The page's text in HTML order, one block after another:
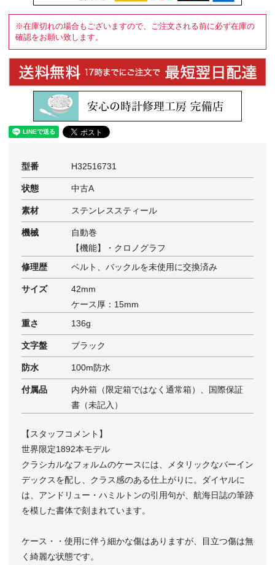
※在庫切れの場合もございますので、ご注文される前に必ず在庫の
確認をお願い致します。
型番 H32516731
状態 中古A
素材 ステンレススティール
機械
自動巻
【機能】・クロノグラフ
修理歴
ベルト、バックルを未使用に交換済み
サイズ
42mm
ケース厚：15mm
重さ
136g
文字盤 ブラック
防水 100m防水
付属品
内外箱（限定箱ではなく通常箱）、国際保証
書（未記入）
【スタッフコメント】
世界限定1892本モデル
クラシカルなフォルムのケースには、メタリックなバーイン
デックスを配し、クラス感のある仕上がりに。ダイヤルに
は、アンドリュー・ハミルトンの引用句が、航海日誌の筆跡
を模した書体で刻まれています。
ケース・・使用に伴う細かな傷はありますが、目立つ傷は無
く綺麗な状態です。